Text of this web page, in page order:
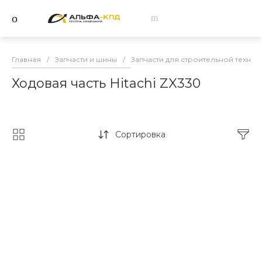
Главная / Запчасти и шины / Запчасти для строительной
Ходовая часть Hitachi ZX330
Сортировка